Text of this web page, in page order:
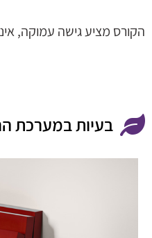
הקורס מציע גישה עמוקה,
בעיות במערכת